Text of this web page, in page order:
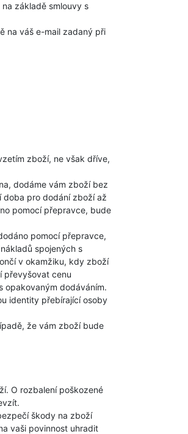
základě smlouvy s
na váš e-mail zadaný při
zboží, ne však dříve,
dodáme vám zboží bez
doba pro dodání zboží až
pomocí přepravce, bude
pomocí přepravce,
spojených s
v okamžiku, kdy zboží
převyšovat cenu
opakovaným dodáváním.
identity přebírající osoby
že vám zboží bude
O rozbalení poškozené
škody na zboží
vaši povinnost uhradit